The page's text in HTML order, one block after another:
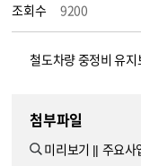
조회수
9200
철도차량 중정비 유
첨부파일
주요사
미리보기 ||